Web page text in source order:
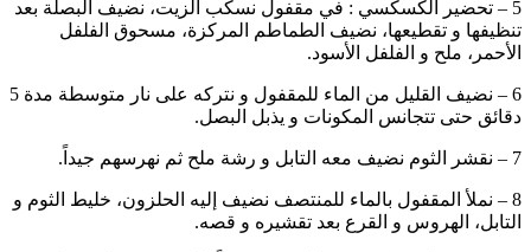
5 – تحضير الكسكسي : في مقفول نسكب الزيت، نضيف البصلة بعد
تنظيفها و تقطيعها، نضيف الطماطم المركزة، مسحوق الفلفل
الأحمر، ملح و الفلفل الأسود.
6 – نضيف القليل من الماء للمقفول و نتركه على نار متوسطة مدة 5
دقائق حتى تتجانس المكونات و يذبل البصل.
7 – نقشر الثوم نضيف معه التابل و رشة ملح ثم نهرسهم جيداً.
8 – نملأ المقفول بالماء للمنتصف نضيف إليه الحلزون، خليط الثوم و
التابل، الهروس و القرع بعد تقشيره و قصه.